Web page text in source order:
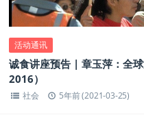
活动通讯
诚食讲座预告 | 章玉萍：全
2016）
社会 5年前 (2021-03-25)